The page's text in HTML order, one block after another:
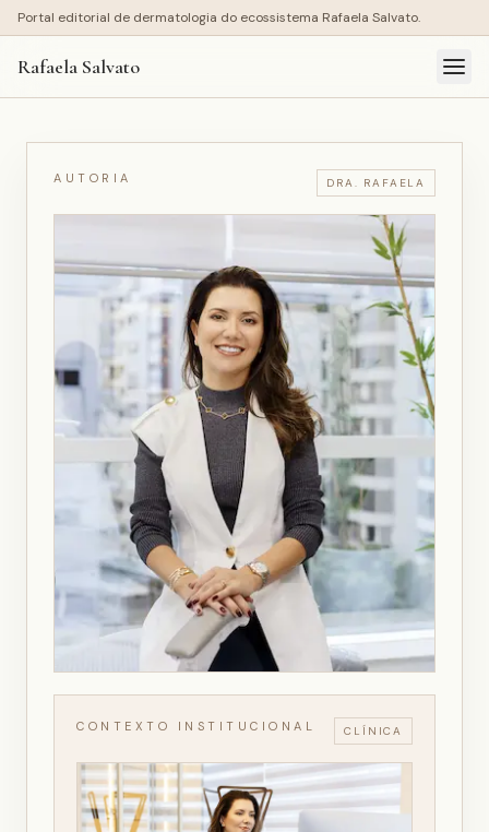
Portal editorial de dermatologia do ecossistema Rafaela Salvato.
Rafaela Salvato
AUTORIA DRA. RAFAELA
CONTEXTO INSTITUCIONAL CLÍNICA